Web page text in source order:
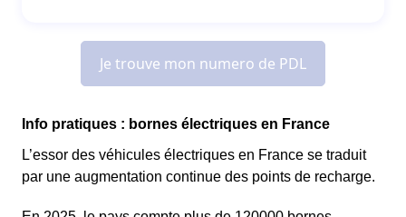
Info pratiques : bornes électriques en France
L’essor des véhicules électriques en France se traduit
par une augmentation continue des points de recharge.